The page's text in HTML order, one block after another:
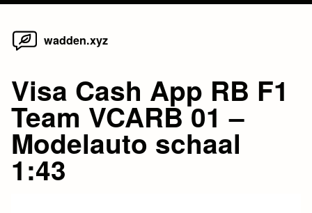
Skip
wadden.xyz
Visa Cash App RB F1
Team VCARB 01 –
Modelauto schaal
1:43